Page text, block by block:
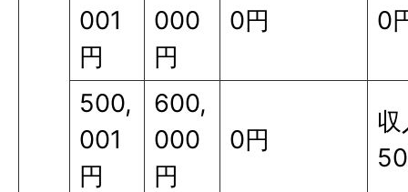
001
円
000
円
0円 0
500,
001
円
600,
000
円
0円